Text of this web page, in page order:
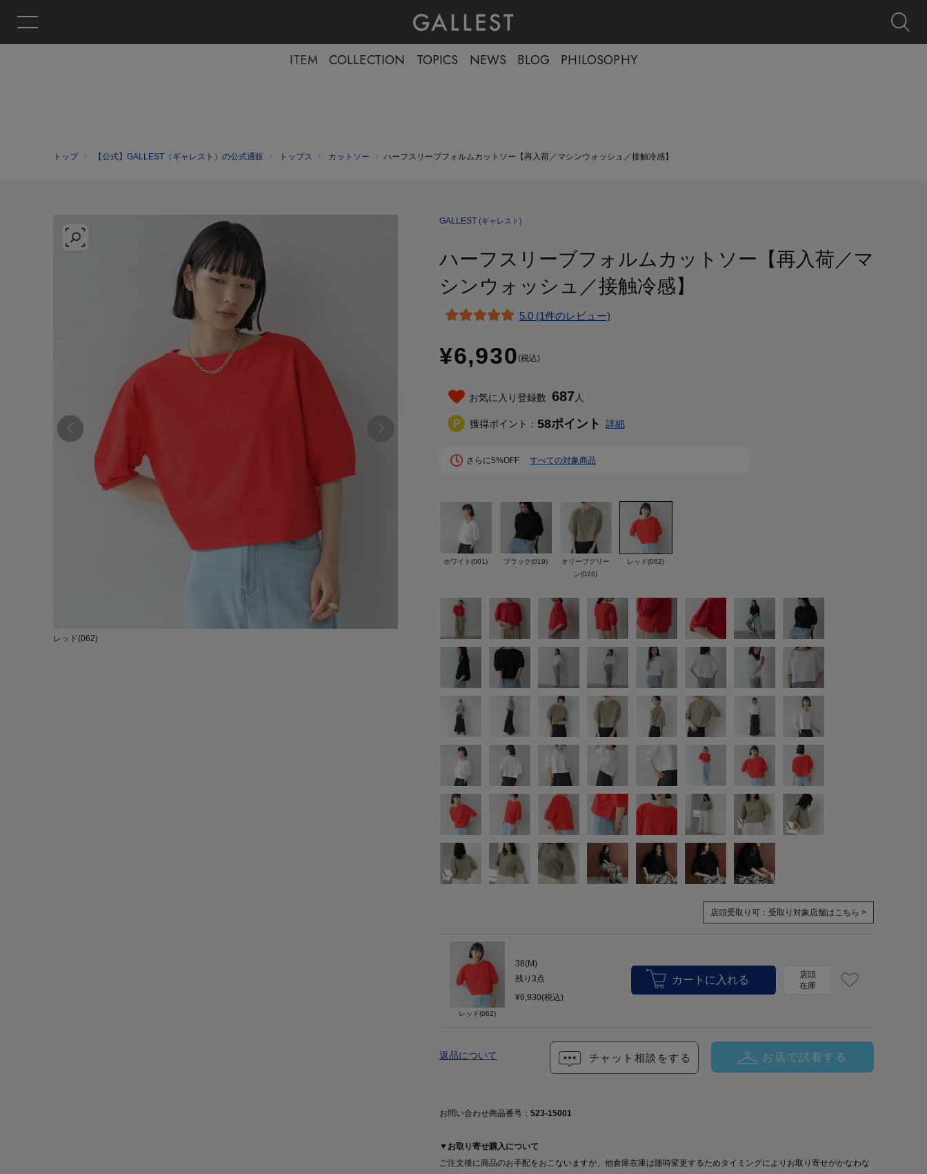
キャンペーン
ITEM COLLECTION TOPICS NEWS BLOG PHILOSOPHY
トップ 【公式】GALLEST（ギャレスト）の公式通販 トップス カットソー ハーフスリーブフォルムカットソー【再入荷／マシンウォッシュ／接触冷感】
レッド(062)
GALLEST (ギャレスト)
ハーフスリーブフォルムカットソー【再入荷／マ
シンウォッシュ／接触冷感】
5.0 (1件のレビュー)
¥6,930(税込)
お気に入り登録数 687人
獲得ポイント： 58ポイント 詳細
さらに5%OFF すべての対象商品
ホワイト(001) ブラック(019)
オリーブグリー
ン(026)
レッド(062)
店頭受取り可： 受取り対象店舗はこちら >
レッド(062)
38(M)
残り 3点
¥6,930(税込)
店頭
在庫
チャット相談をする お店で試着する
返品について
お問い合わせ商品番号： 523-15001
▼お取り寄せ購入について
ご注文後に商品のお手配をおこないますが、他倉庫在庫は随時変更するためタイミングによりお取り寄せがかなわな